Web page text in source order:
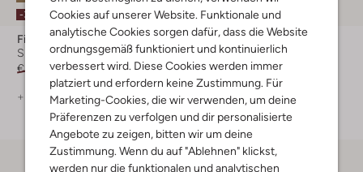
Cookies auf unserer Website. Funktionale und
analytische Cookies sorgen dafür, dass die Website
ordnungsgemäß funktioniert und kontinuierlich
verbessert wird. Diese Cookies werden immer
platziert und erfordern keine Zustimmung. Für
Marketing-Cookies, die wir verwenden, um deine
Präferenzen zu verfolgen und dir personalisierte
Angebote zu zeigen, bitten wir um deine
Zustimmung. Wenn du auf "Ablehnen" klickst,
werden nur die funktionalen und analytischen
-30%
Fila
Sneaker Low
€ 74,99 € 51,99
+ mehr farben
-30%
Fila
Sneaker Low
€ 74,99 € 51,99
+ mehr farben